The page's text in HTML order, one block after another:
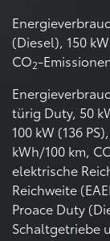
(Diesel), 150
CO2-
türig Duty, 50
100 kW (136
kWh/100 km,
elektrische
Reichweite
Proace Duty
Schaltgetriebe